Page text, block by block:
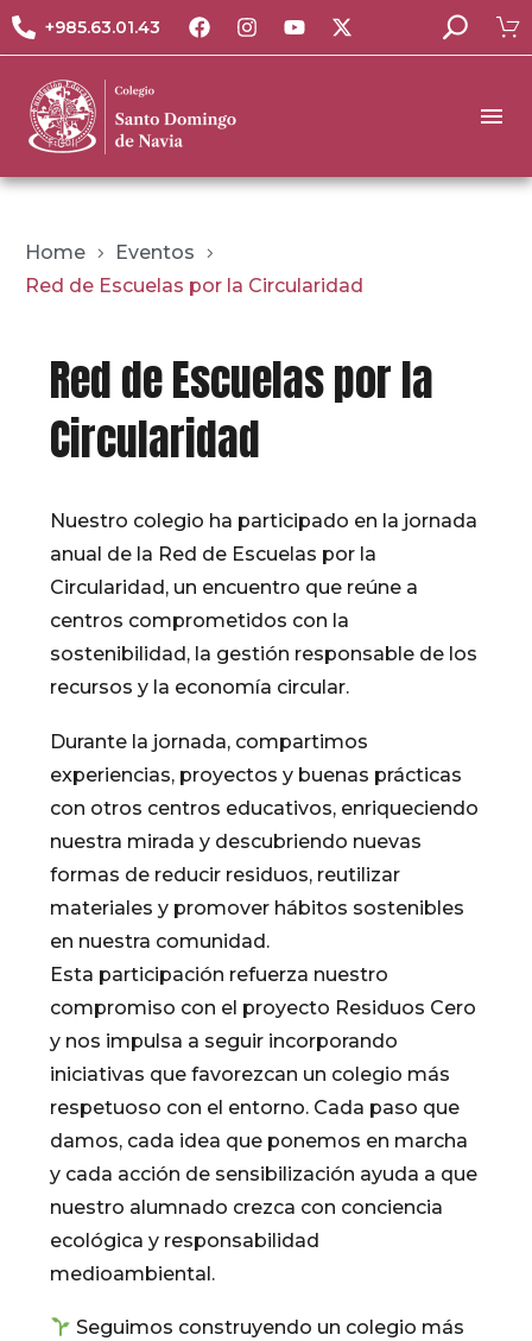
+985.63.01.43
Home
Eventos
Red de Escuelas por la Circularidad
Red de Escuelas por la
Circularidad
Nuestro colegio ha participado en la jornada
anual de la Red de Escuelas por la
Circularidad, un encuentro que reúne a
centros comprometidos con la
sostenibilidad, la gestión responsable de los
recursos y la economía circular.
Durante la jornada, compartimos
experiencias, proyectos y buenas prácticas
con otros centros educativos, enriqueciendo
nuestra mirada y descubriendo nuevas
formas de reducir residuos, reutilizar
materiales y promover hábitos sostenibles
en nuestra comunidad.
Esta participación refuerza nuestro
compromiso con el proyecto Residuos Cero
y nos impulsa a seguir incorporando
iniciativas que favorezcan un colegio más
respetuoso con el entorno. Cada paso que
damos, cada idea que ponemos en marcha
y cada acción de sensibilización ayuda a que
nuestro alumnado crezca con conciencia
ecológica y responsabilidad
medioambiental.
Seguimos construyendo un colegio más